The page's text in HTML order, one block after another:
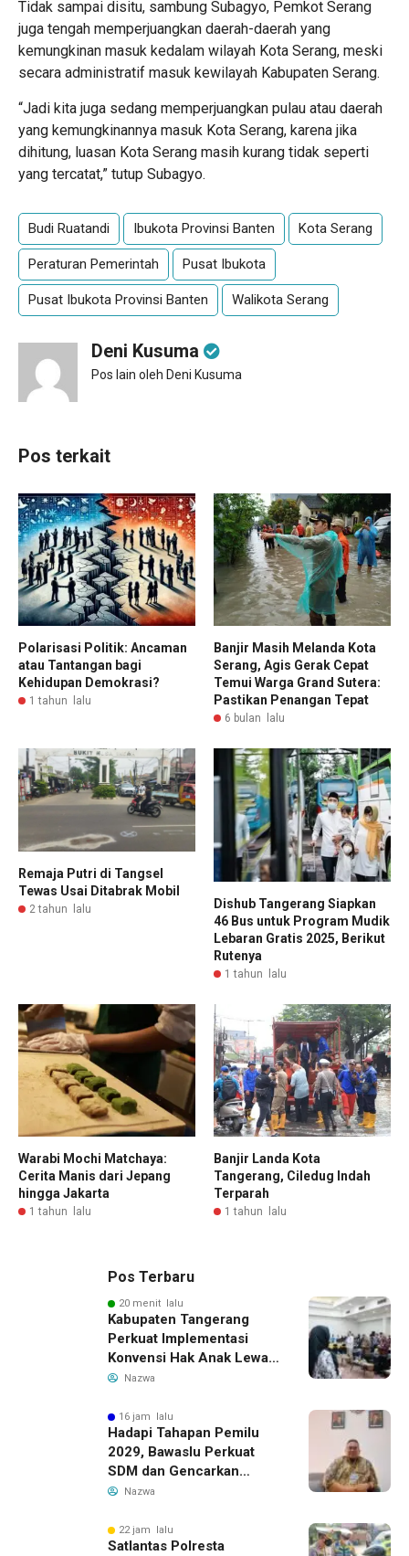
Tidak sampai disitu, sambung Subagyo, Pemkot Serang
juga tengah memperjuangkan daerah-daerah yang
kemungkinan masuk kedalam wilayah Kota Serang, meski
secara administratif masuk kewilayah Kabupaten Serang.
“Jadi kita juga sedang memperjuangkan pulau atau daerah
yang kemungkinannya masuk Kota Serang, karena jika
dihitung, luasan Kota Serang masih kurang tidak seperti
yang tercatat,” tutup Subagyo.
Budi Ruatandi Ibukota Provinsi Banten Kota Serang
Peraturan Pemerintah Pusat Ibukota
Pusat Ibukota Provinsi Banten Walikota Serang
Deni Kusuma
Pos lain oleh Deni Kusuma
Pos terkait
Polarisasi Politik: Ancaman
atau Tantangan bagi
Kehidupan Demokrasi?
1 tahun lalu
Banjir Masih Melanda Kota
Serang, Agis Gerak Cepat
Temui Warga Grand Sutera:
Pastikan Penangan Tepat
6 bulan lalu
Remaja Putri di Tangsel
Tewas Usai Ditabrak Mobil
2 tahun lalu
Dishub Tangerang Siapkan
46 Bus untuk Program Mudik
Lebaran Gratis 2025, Berikut
Rutenya
1 tahun lalu
Warabi Mochi Matchaya:
Cerita Manis dari Jepang
hingga Jakarta
1 tahun lalu
Banjir Landa Kota
Tangerang, Ciledug Indah
Terparah
1 tahun lalu
Pos Terbaru
20 menit lalu
Kabupaten Tangerang
Perkuat Implementasi
Konvensi Hak Anak Lewat
Pelatihan Berbasis Budaya
Nazwa
16 jam lalu
Hadapi Tahapan Pemilu
2029, Bawaslu Perkuat
SDM dan Gencarkan
Pendidikan Demokrasi
Nazwa
22 jam lalu
Satlantas Polresta